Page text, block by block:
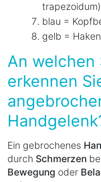
trapezoidum)
blau =
gelb =
An welchen
erkennen
Ein gebrochenes
durch Schmerzen
Bewegung oder